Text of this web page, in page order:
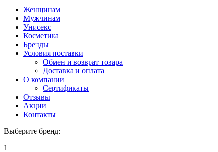
Женщинам
Мужчинам
Унисекс
Косметика
Бренды
Условия поставки
Обмен и возврат товара
Доставка и оплата
О компании
Сертификаты
Отзывы
Акции
Контакты
Выберите бренд:
1